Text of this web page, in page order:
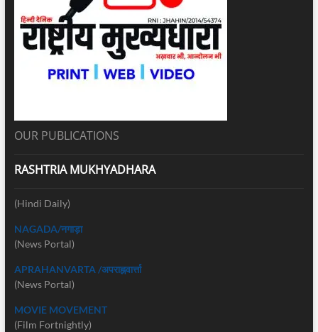
OUR PUBLICATIONS
RASHTRIA MUKHYADHARA
(Hindi Daily)
NAGADA/नगाड़ा
(News Portal)
APRAHANVARTA /अपराह्नवार्त्ता
(News Portal)
MOVIE MOVEMENT
(Film Fortnightly)